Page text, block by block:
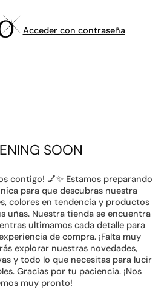
Acceder con contraseña
SOON
contigo! 💅✨ Estamos preparando
para que descubras nuestra
colores en tendencia y productos
uñas. Nuestra tienda se encuentra
ultimamos cada detalle para
de compra. ¡Falta muy
explorar nuestras novedades,
y todo lo que necesitas para lucir
Gracias por tu paciencia. ¡Nos
muy pronto!